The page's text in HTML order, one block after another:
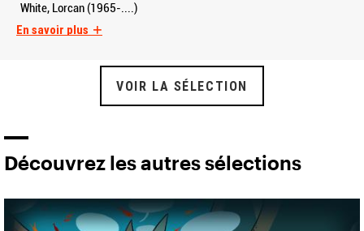
White, Lorcan (1965-....)
En savoir plus
VOIR LA SÉLECTION
Découvrez les autres sélections